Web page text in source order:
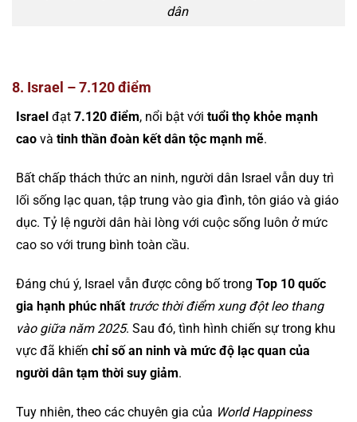
dân
8. Israel – 7.120 điểm
Israel đạt 7.120 điểm, nổi bật với tuổi thọ khỏe mạnh
cao và tinh thần đoàn kết dân tộc mạnh mẽ.
Bất chấp thách thức an ninh, người dân Israel vẫn duy trì
lối sống lạc quan, tập trung vào gia đình, tôn giáo và giáo
dục. Tỷ lệ người dân hài lòng với cuộc sống luôn ở mức
cao so với trung bình toàn cầu.
Đáng chú ý, Israel vẫn được công bố trong Top 10 quốc
gia hạnh phúc nhất trước thời điểm xung đột leo thang
vào giữa năm 2025. Sau đó, tình hình chiến sự trong khu
vực đã khiến chỉ số an ninh và mức độ lạc quan của
người dân tạm thời suy giảm.
Tuy nhiên, theo các chuyên gia của World Happiness